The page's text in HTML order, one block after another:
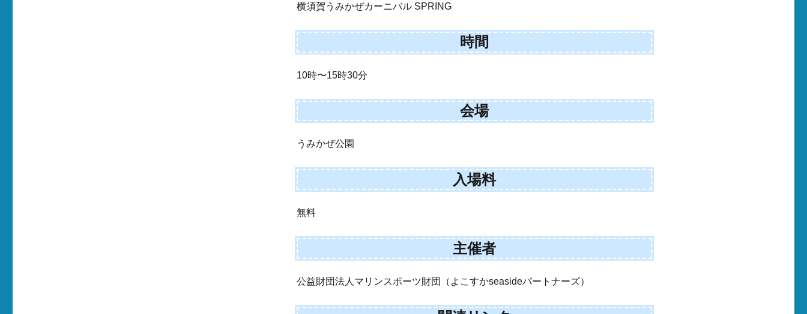
横須賀うみかぜカーニバル SPRING
時間
10時〜15時30分
会場
うみかぜ公園
入場料
無料
主催者
公益財団法人マリンスポーツ財団（よこすかseasideパートナーズ）